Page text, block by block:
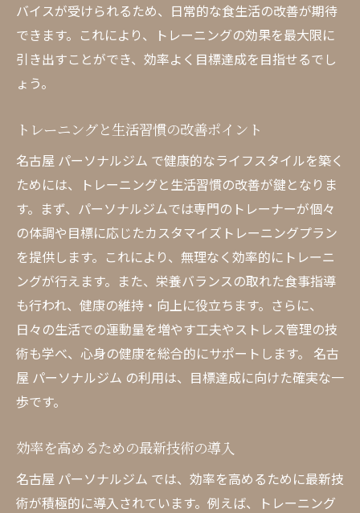
バイスが受けられるため、日常的な食生活の改善が期待
できます。これにより、トレーニングの効果を最大限に
引き出すことができ、効率よく目標達成を目指せるでし
ょう。
トレーニングと生活習慣の改善ポイント
名古屋 パーソナルジム で健康的なライフスタイルを築く
ためには、トレーニングと生活習慣の改善が鍵となりま
す。まず、パーソナルジムでは専門のトレーナーが個々
の体調や目標に応じたカスタマイズトレーニングプラン
を提供します。これにより、無理なく効率的にトレーニ
ングが行えます。また、栄養バランスの取れた食事指導
も行われ、健康の維持・向上に役立ちます。さらに、
日々の生活での運動量を増やす工夫やストレス管理の技
術も学べ、心身の健康を総合的にサポートします。 名古
屋 パーソナルジム の利用は、目標達成に向けた確実な一
歩です。
効率を高めるための最新技術の導入
名古屋 パーソナルジム では、効率を高めるために最新技
術が積極的に導入されています。例えば、トレーニング